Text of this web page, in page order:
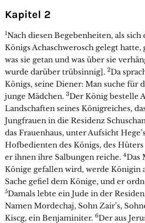
Kapitel 2
1Nach diesen Begebenheiten, als
Königs Achaschwerosch gelegt hatte,
was sie getan und was über sie
wurde darüber trübsinnig]. 2Da
Königs, seine Diener: Man suche für
junge Mädchen. 3Der König bestelle
Landschaften seines Königreiches,
Jungfrauen in die Residenz
das Frauenhaus, unter Aufsicht
Hofbedienten des Königs, des Hüters
er ihnen ihre Salbungen reiche. 4Das
Könige gefallen wird, werde Königin
Sache gefiel dem Könige, und er
5Damals lebte ein Jude in der
Namen Mordechaj, Sohn Zair’s,
Kiscg, ein Benjaminiter. 6Der aus